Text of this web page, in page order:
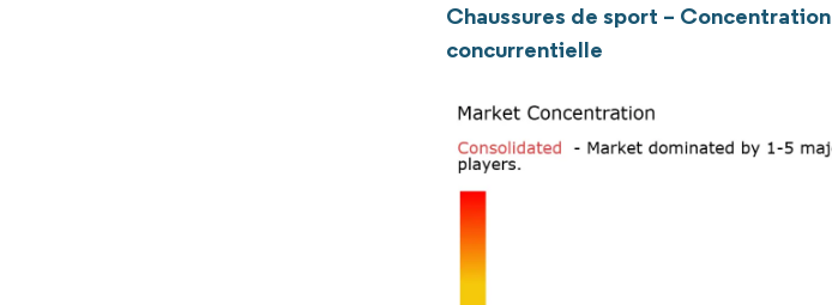
Chaussures de sport – Concentration
concurrentielle